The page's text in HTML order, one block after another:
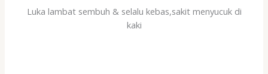
Luka lambat sembuh & selalu kebas,sakit menyucuk di
kaki